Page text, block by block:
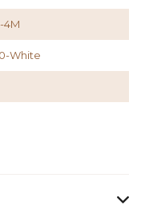
4M
White